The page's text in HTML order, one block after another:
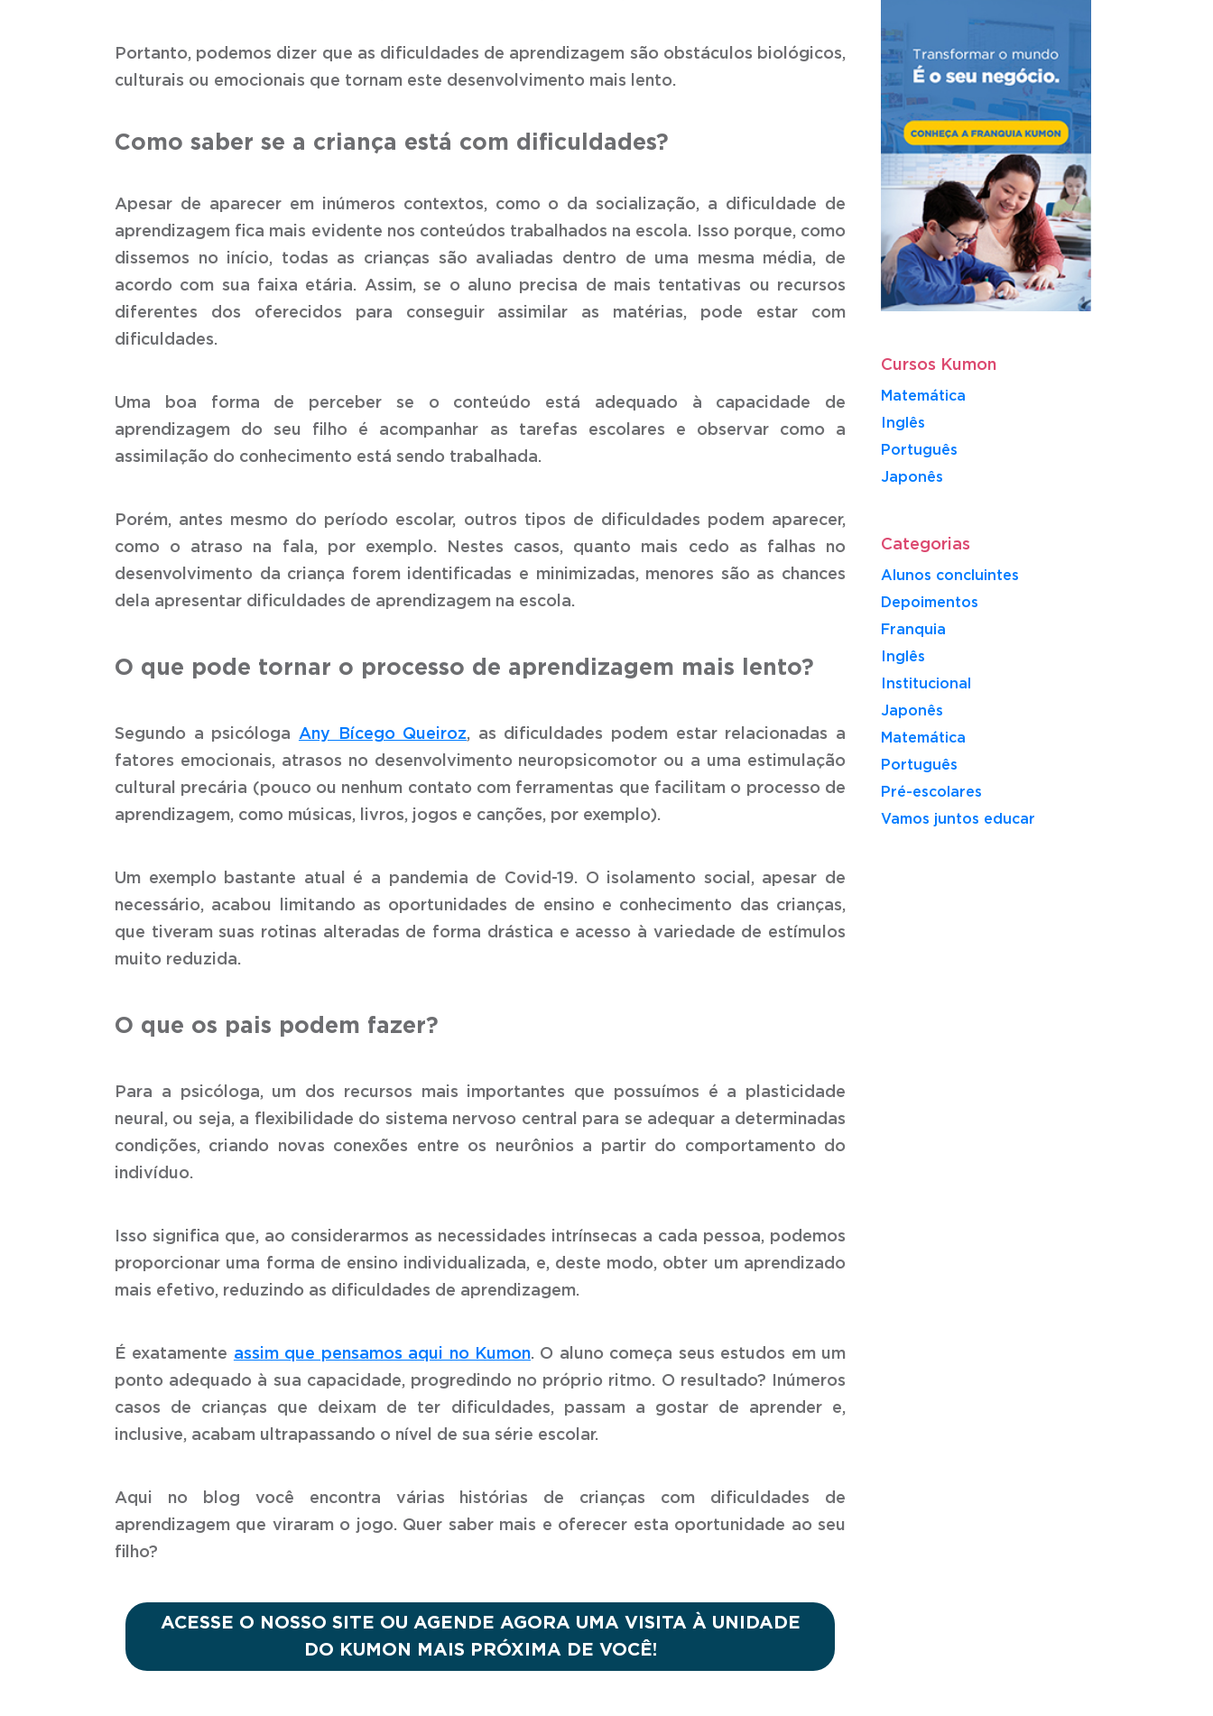
Portanto, podemos dizer que as dificuldades de aprendizagem são obstáculos biológicos,
culturais ou emocionais que tornam este desenvolvimento mais lento.
Como saber se a criança está com dificuldades?
Apesar de aparecer em inúmeros contextos, como o da socialização, a dificuldade de
aprendizagem fica mais evidente nos conteúdos trabalhados na escola.
Isso porque, como
dissemos no início, todas as crianças são avaliadas dentro de uma mesma média, de
acordo com sua faixa etária. Assim, se o aluno precisa de mais tentativas ou recursos
diferentes dos oferecidos para conseguir assimilar as matérias, pode estar com
dificuldades.
Uma boa forma de perceber se o conteúdo está adequado à capacidade de
aprendizagem do seu filho é acompanhar as tarefas escolares e observar como a
assimilação do conhecimento está sendo trabalhada.
Porém, antes mesmo do período escolar, outros tipos de dificuldades podem aparecer,
como o atraso na fala, por exemplo. Nestes casos, quanto mais cedo as falhas no
desenvolvimento da criança forem identificadas e minimizadas, menores são as chances
dela apresentar dificuldades de aprendizagem na escola.
O que pode tornar o processo de aprendizagem mais lento?
Segundo a psicóloga Any Bícego Queiroz, as dificuldades podem estar relacionadas a
fatores emocionais, atrasos no desenvolvimento neuropsicomotor ou a uma estimulação
cultural precária (pouco ou nenhum contato com ferramentas que facilitam o processo de
aprendizagem, como músicas, livros, jogos e canções, por exemplo).
Um exemplo bastante atual é a pandemia de Covid-19. O isolamento social, apesar de
necessário, acabou limitando as oportunidades de ensino e conhecimento das crianças,
que tiveram suas rotinas alteradas de forma drástica e acesso à variedade de estímulos
muito reduzida.
O que os pais podem fazer?
Para a psicóloga, um dos recursos mais importantes que possuímos é a plasticidade
neural, ou seja, a flexibilidade do sistema nervoso central para se adequar a determinadas
condições, criando novas conexões entre os neurônios a partir do comportamento do
indivíduo.
Isso significa que, ao considerarmos as necessidades intrínsecas a cada pessoa, podemos
proporcionar uma forma de ensino individualizada, e, deste modo, obter um aprendizado
mais efetivo, reduzindo as dificuldades de aprendizagem.
É exatamente assim que pensamos aqui no Kumon. O aluno começa seus estudos em um
ponto adequado à sua capacidade, progredindo no próprio ritmo. O resultado? Inúmeros
casos de crianças que deixam de ter dificuldades, passam a gostar de aprender e,
inclusive, acabam ultrapassando o nível de sua série escolar.
Aqui no blog você encontra várias histórias de crianças com dificuldades de
aprendizagem que viraram o jogo. Quer saber mais e oferecer esta oportunidade ao seu
filho?
ACESSE O NOSSO SITE OU AGENDE AGORA UMA VISITA À UNIDADE
DO KUMON MAIS PRÓXIMA DE VOCÊ!
Cursos Kumon
Matemática
Inglês
Português
​Japonês
Categorias
Alunos concluintes
Depoimentos
Franquia
Inglês
Institucional
Japonês
Matemática
Português
Pré-escolares
Vamos juntos educar